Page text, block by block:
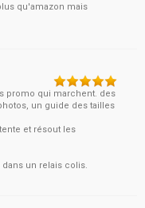
qu'amazon mais
promo qui marchent. des
un guide des tailles
et résout les
un relais colis.